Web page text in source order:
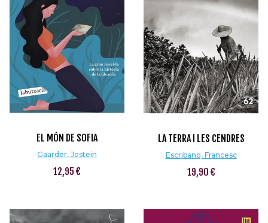
EL MÓN DE SOFIA
Gaarder, Jostein
12,95 €
LA TERRA I LES CENDRES
Escribano, Francesc
19,90 €